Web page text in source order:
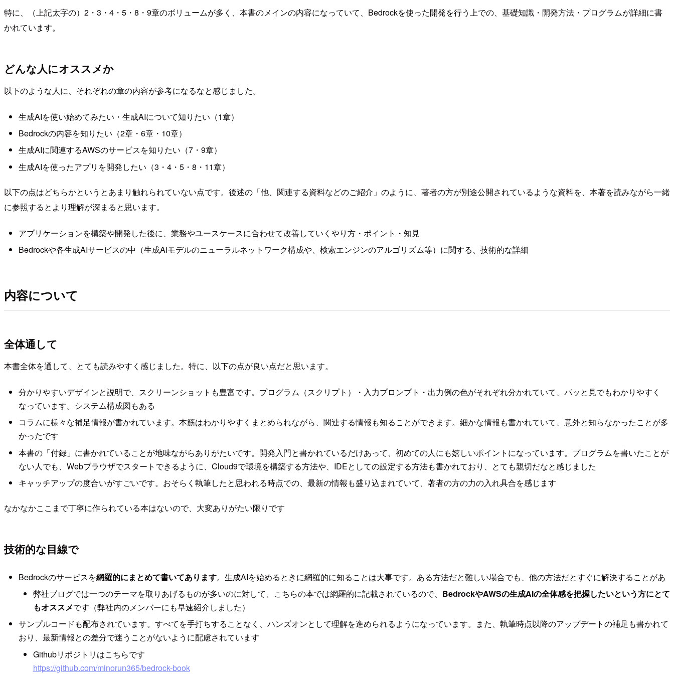
特に、（上記太字の）2・3・4・5・8・9章のボリュームが多く、本書のメインの内容になっていて、Bedrockを使った開発を行う上での、基礎知識・開発方法・プログラムが詳細に書
かれています。
どんな人にオススメか
以下のような人に、それぞれの章の内容が参考になるなと感じました。
生成AIを使い始めてみたい・生成AIについて知りたい（1章）
Bedrockの内容を知りたい（2章・6章・10章）
生成AIに関連するAWSのサービスを知りたい（7・9章）
生成AIを使ったアプリを開発したい（3・4・5・8・11章）
以下の点はどちらかというとあまり触れられていない点です。後述の「他、関連する資料などのご紹介」のように、著者の方が別途公開されているような資料を、本著を読みながら一緒
に参照するとより理解が深まると思います。
アプリケーションを構築や開発した後に、業務やユースケースに合わせて改善していくやり方・ポイント・知見
Bedrockや各生成AIサービスの中（生成AIモデルのニューラルネットワーク構成や、検索エンジンのアルゴリズム等）に関する、技術的な詳細
内容について
全体通して
本書全体を通して、とても読みやすく感じました。特に、以下の点が良い点だと思います。
分かりやすいデザインと説明で、スクリーンショットも豊富です。プログラム（スクリプト）・入力プロンプト・出力例の色がそれぞれ分かれていて、パッと見でもわかりやすく
なっています。システム構成図もある
コラムに様々な補足情報が書かれています。本筋はわかりやすくまとめられながら、関連する情報も知ることができます。細かな情報も書かれていて、意外と知らなかったことが多
かったです
本書の「付録」に書かれていることが地味ながらありがたいです。開発入門と書かれているだけあって、初めての人にも嬉しいポイントになっています。プログラムを書いたことが
ない人でも、Webブラウザでスタートできるように、Cloud9で環境を構築する方法や、IDEとしての設定する方法も書かれており、とても親切だなと感じました
キャッチアップの度合いがすごいです。おそらく執筆したと思われる時点での、最新の情報も盛り込まれていて、著者の方の力の入れ具合を感じます
なかなかここまで丁寧に作られている本はないので、大変ありがたい限りです
技術的な目線で
Bedrockのサービスを網羅的にまとめて書いてあります。生成AIを始めるときに網羅的に知ることは大事です。ある方法だと難しい場合でも、他の方法だとすぐに解決することがあ
弊社ブログでは一つのテーマを取りあげるものが多いのに対して、こちらの本では網羅的に記載されているので、 BedrockやAWSの生成AIの全体感を把握したいという方にとて
もオススメです（弊社内のメンバーにも早速紹介しました）
サンプルコードも配布されています。すべてを手打ちすることなく、ハンズオンとして理解を進められるようになっています。また、執筆時点以降のアップデートの補足も書かれて
おり、最新情報との差分で迷うことがないように配慮されています
Githubリポジトリはこちらです
https://github.com/minorun365/bedrock-book